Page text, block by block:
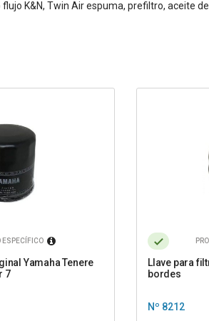
K&N, Twin Air espuma, prefiltro, aceite de
ESPECÍFICO
Yamaha Tenere
7
Llave para
bordes
Nº 8212